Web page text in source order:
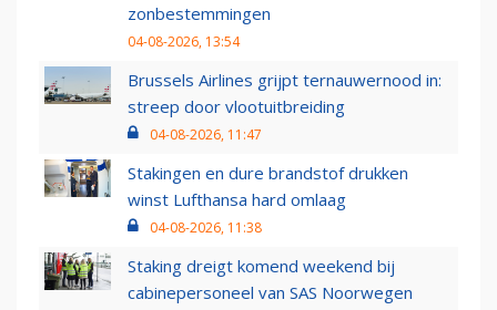
zonbestemmingen
04-08-2026, 13:54
Brussels Airlines grijpt ternauwernood in:
streep door vlootuitbreiding
04-08-2026, 11:47
Stakingen en dure brandstof drukken
winst Lufthansa hard omlaag
04-08-2026, 11:38
Staking dreigt komend weekend bij
cabinepersoneel van SAS Noorwegen